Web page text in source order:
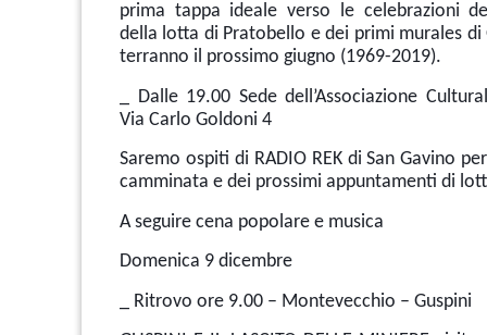
prima tappa ideale verso le celebrazioni
della lotta di Pratobello e dei primi murales di
terranno il prossimo giugno (1969-2019).
_ Dalle 19.00 Sede dell’Associazione
Via Carlo Goldoni 4
Saremo ospiti di RADIO REK di San Gavino
camminata e dei prossimi appuntamenti di
A seguire cena popolare e musica
Domenica 9 dicembre
_ Ritrovo ore 9.00 – Montevecchio – Guspini